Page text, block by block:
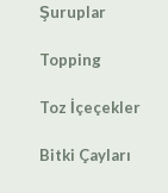
Şuruplar
Topping
Toz İçeçekler
Bitki Çayları